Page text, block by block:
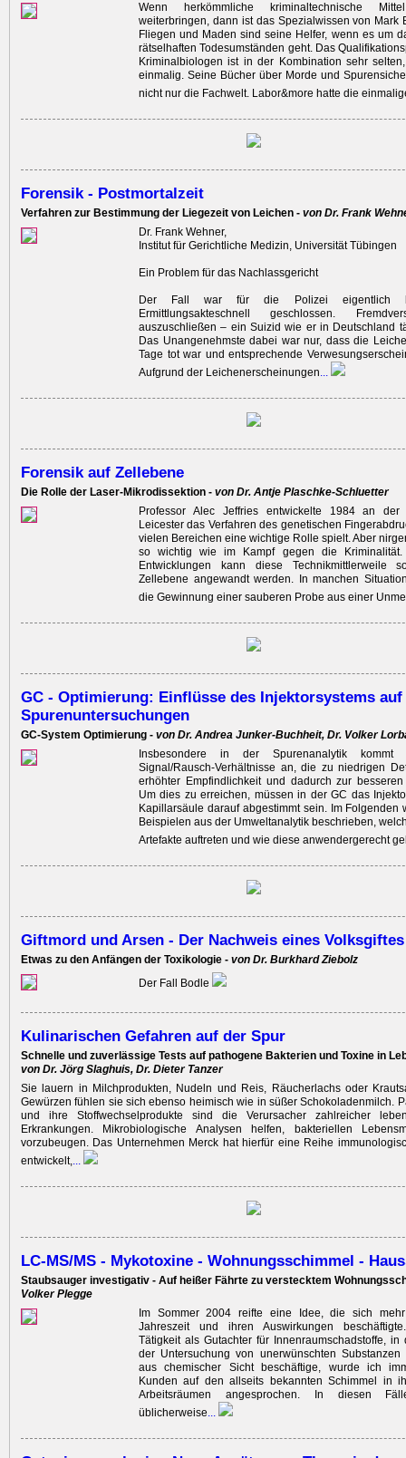
Wenn herkömmliche kriminaltechnische
weiterbringen, dann ist das Spezialwissen von Mark
Fliegen und Maden sind seine Helfer, wenn es um
rätselhaften Todesumständen geht. Das
Kriminalbiologen ist in der Kombination sehr
einmalig. Seine Bücher über Morde und
nicht nur die Fachwelt. Labor&more hatte die
Forensik - Postmortalzeit
Verfahren zur Bestimmung der Liegezeit von Leichen - von Dr. Frank
Dr. Frank Wehner,
Institut für Gerichtliche Medizin, Universität Tübingen
Ein Problem für das Nachlassgericht
Der Fall war für die Polizei eigentlich
Ermittlungsakteschnell geschlossen.
auszuschließen – ein Suizid wie er in Deutschland
Das Unangenehmste dabei war nur, dass die
Tage tot war und entsprechende
Aufgrund der Leichenerscheinungen...
Forensik auf Zellebene
Die Rolle der Laser-Mikrodissektion - von Dr. Antje Plaschke-Schluetter
Professor Alec Jeffries entwickelte 1984 an der
Leicester das Verfahren des genetischen
vielen Bereichen eine wichtige Rolle spielt. Aber
so wichtig wie im Kampf gegen die Kriminalität.
Entwicklungen kann diese Technikmittlerweile
Zellebene angewandt werden. In manchen
die Gewinnung einer sauberen Probe aus einer
GC - Optimierung: Einflüsse des Injektorsystems auf
Spurenuntersuchungen
GC-System Optimierung - von Dr. Andrea Junker-Buchheit, Dr. Volker
Insbesondere in der Spurenanalytik
Signal/Rausch-Verhältnisse an, die zu niedrigen
erhöhter Empfindlichkeit und dadurch zur
Um dies zu erreichen, müssen in der GC das
Kapillarsäule darauf abgestimmt sein. Im Folgenden
Beispielen aus der Umweltanalytik beschrieben,
Artefakte auftreten und wie diese anwendergerecht
Giftmord und Arsen - Der Nachweis eines Volksgiftes
Etwas zu den Anfängen der Toxikologie - von Dr. Burkhard Ziebolz
Der Fall Bodle
Kulinarischen Gefahren auf der Spur
Schnelle und zuverlässige Tests auf pathogene Bakterien und Toxine in
von Dr. Jörg Slaghuis, Dr. Dieter Tanzer
Sie lauern in Milchprodukten, Nudeln und Reis, Räucherlachs oder
Gewürzen fühlen sie sich ebenso heimisch wie in süßer Schokoladenmilch.
und ihre Stoffwechselprodukte sind die Verursacher zahlreicher
Erkrankungen. Mikrobiologische Analysen helfen, bakteriellen
vorzubeugen. Das Unternehmen Merck hat hierfür eine Reihe
entwickelt,...
LC-MS/MS - Mykotoxine - Wohnungsschimmel -
Staubsauger investigativ - Auf heißer Fährte zu verstecktem
Volker Plegge
Im Sommer 2004 reifte eine Idee, die sich
Jahreszeit und ihren Auswirkungen
Tätigkeit als Gutachter für Innenraumschadstoffe,
der Untersuchung von unerwünschten Substanzen
aus chemischer Sicht beschäftige, wurde ich
Kunden auf den allseits bekannten Schimmel in
Arbeitsräumen angesprochen. In diesen
üblicherweise...